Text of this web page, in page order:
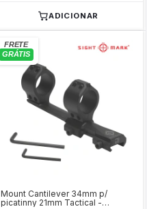
ADICIONAR
Mount Cantilever 34mm p/
picatinny 21mm Tactical -